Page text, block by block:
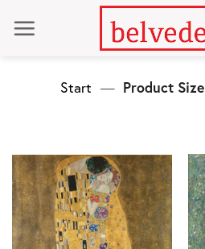
Inhalt
Start — Product Size